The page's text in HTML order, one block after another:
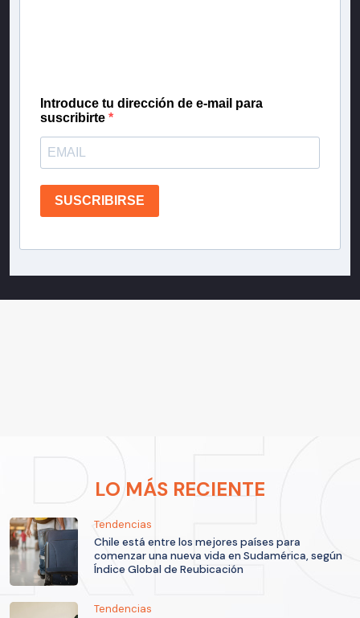
Introduce tu dirección de e-mail para
suscribirte
SUSCRIBIRSE
LO MÁS RECIENTE
Tendencias
Chile está entre los mejores países para
comenzar una nueva vida en Sudamérica, según
Índice Global de Reubicación
Tendencias